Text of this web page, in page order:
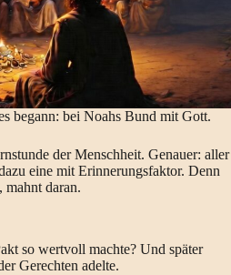
begann: bei Noahs Bund mit Gott.
der Menschheit. Genauer: aller
eine mit Erinnerungsfaktor. Denn
mahnt daran.
so wertvoll machte? Und später
Gerechten adelte.